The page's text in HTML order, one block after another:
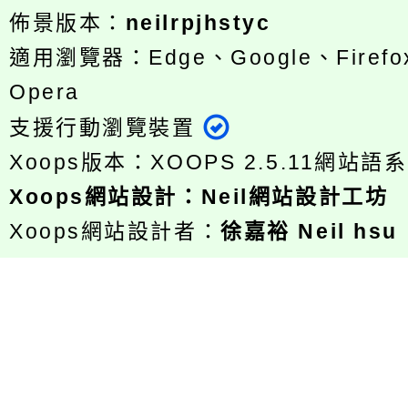
佈景版本： neilrpjhstyc
適用瀏覽器：Edge、Google、
Opera
支援行動瀏覽裝置
Xoops版本：XOOPS 2.5.11網站語
Xoops網站設計 ： Neil網站設計工坊
Xoops網站設計者：徐嘉裕 Neil hsu